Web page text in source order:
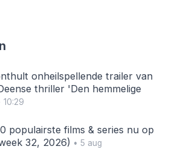
onheilspellende trailer van
thriller 'Den hemmelige
10:29
populairste films & series nu op
32, 2026) • 5 aug